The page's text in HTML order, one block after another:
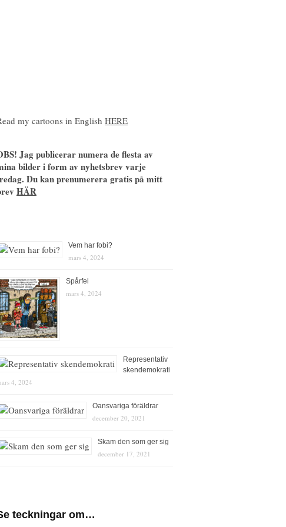
my cartoons in English HERE
Jag publicerar numera de flesta av
bilder i form av nyhetsbrev varje
Du kan prenumerera gratis på mitt
HÄR
Vem har fobi?
mars 4, 2024
Spårfel
mars 4, 2024
Representativ
skendemokrati
4, 2024
Oansvariga föräldrar
december 20, 2021
Skam den som ger sig
december 17, 2021
teckningar om…